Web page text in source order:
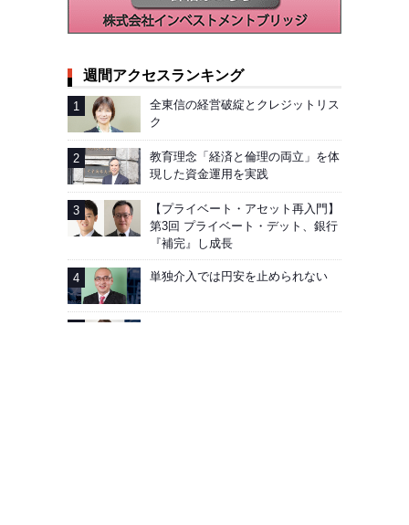
週間アクセスランキング
全東信の経営破綻とクレジットリス
ク
教育理念「経済と倫理の両立」を体
現した資金運用を実践
【プライベート・アセット再入門】
第3回 プライベート・デット、銀行
『補完』し成長
単独介入では円安を止められない